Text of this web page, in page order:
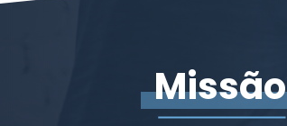
Missão